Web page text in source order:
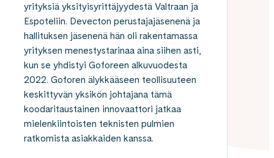
yrityksiä yksityisyrittäjyydestä Valtraan ja
Espoteliin. Devecton perustajajäsenenä ja
hallituksen jäsenenä hän oli rakentamassa
yrityksen menestystarinaa aina siihen asti,
kun se yhdistyi Goforeen alkuvuodesta
2022. Goforen älykkääseen teollisuuteen
keskittyvän yksikön johtajana tämä
koodaritaustainen innovaattori jatkaa
mielenkiintoisten teknisten pulmien
ratkomista asiakkaiden kanssa.